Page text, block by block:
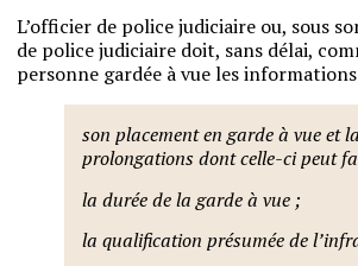
L’officier de police judiciaire ou, sous
de police judiciaire doit, sans délai,
personne gardée à vue les
son placement en garde à vue et
prolongations dont celle-ci peut
la durée de la garde à vue ;
la qualification présumée de